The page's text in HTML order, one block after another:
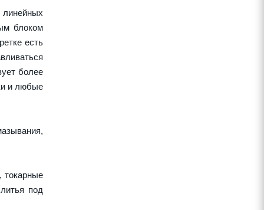
блоком
есть
более
и любые
токарные
под